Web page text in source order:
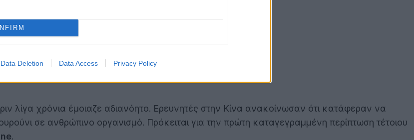
Data Deletion Data Access Privacy Policy
λίγα χρόνια έμοιαζε αδιανόητο. Ερευνητές στην Κίνα ανακοίνωσαν ότι κατάφεραν να
σε ανθρώπινο οργανισμό. Πρόκειται για την πρώτη καταγεγραμμένη περίπτωση τέτοιου
.